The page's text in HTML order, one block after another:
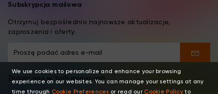
Subskrypcja mailowa
Otrzymuj bezpośrednio najnowsze aktualizacje,
zaproszenia i oferty.
Znajdź nas w tych miejscach
We use cookies to personalize and enhance your browsing
experience on our websites. You can manage your settings at any
time through Cookie Preferences or read our Cookie Policyto